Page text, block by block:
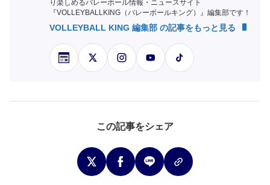
り楽しめるバレーボール情報・ニュースサイト
『VOLLEYBALLKING（バレーボールキング）』編集部です！
VOLLEYBALL KING 編集部 の記事をもっと見る
この記事をシェア